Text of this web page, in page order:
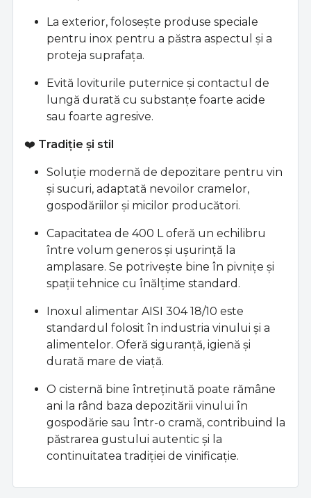
La exterior, folosește produse speciale
pentru inox pentru a păstra aspectul și a
proteja suprafața.
Evită loviturile puternice și contactul de
lungă durată cu substanțe foarte acide
sau foarte agresive.
❤️ Tradiție și stil
Soluție modernă de depozitare pentru vin
și sucuri, adaptată nevoilor cramelor,
gospodăriilor și micilor producători.
Capacitatea de 400 L oferă un echilibru
între volum generos și ușurință la
amplasare. Se potrivește bine în pivnițe și
spații tehnice cu înălțime standard.
Inoxul alimentar AISI 304 18/10 este
standardul folosit în industria vinului și a
alimentelor. Oferă siguranță, igienă și
durată mare de viață.
O cisternă bine întreținută poate rămâne
ani la rând baza depozitării vinului în
gospodărie sau într-o cramă, contribuind la
păstrarea gustului autentic și la
continuitatea tradiției de vinificație.